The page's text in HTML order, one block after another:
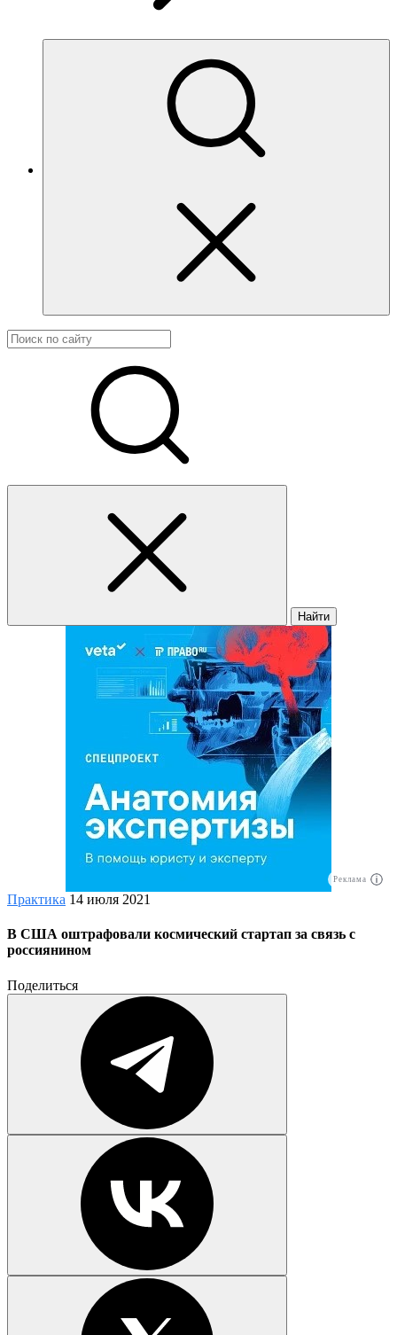
Найти
Реклама
Практика 14 июля 2021
В США оштрафовали космический стартап за связь с
россиянином
Поделиться